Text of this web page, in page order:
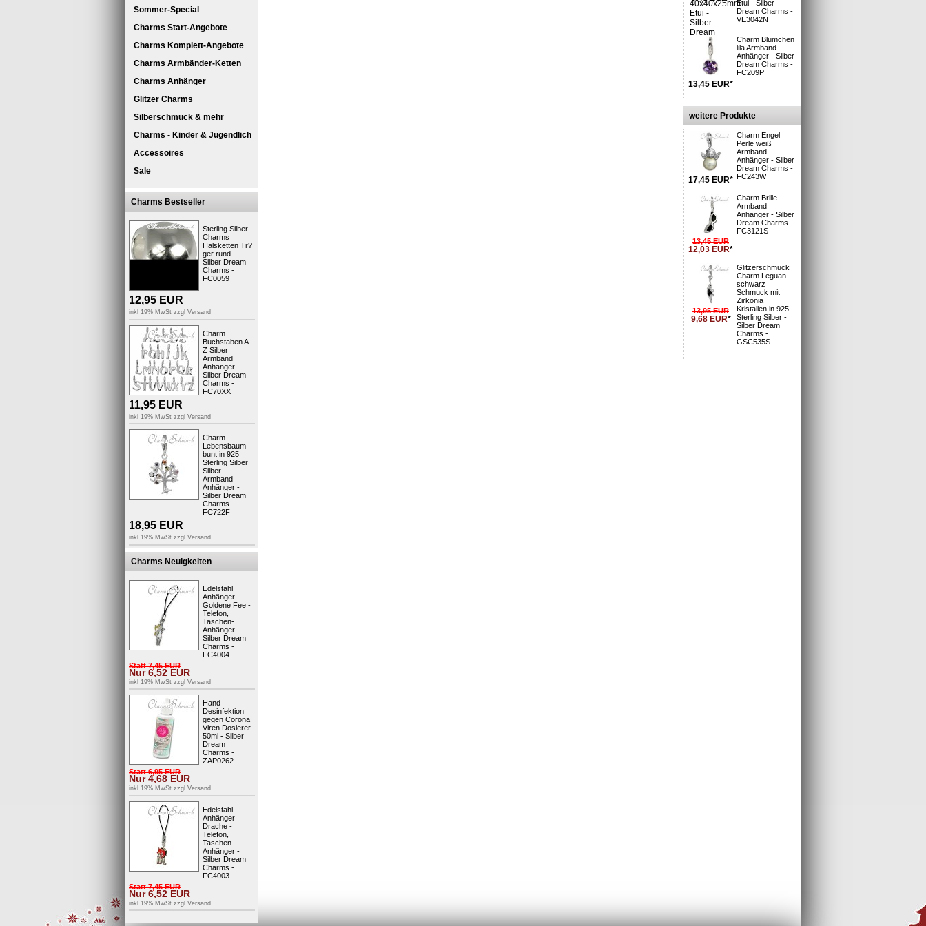
Sommer-Special
Charms Start-Angebote
Charms Komplett-Angebote
Charms Armbänder-Ketten
Charms Anhänger
Glitzer Charms
Silberschmuck & mehr
Charms - Kinder & Jugendlich
Accessoires
Sale
Charms Bestseller
Sterling Silber
Charms
Halsketten Tr?
ger rund -
Silber Dream
Charms -
FC0059
12,95 EUR
inkl 19% MwSt zzgl Versand
Charm
Buchstaben A-
Z Silber
Armband
Anhänger -
Silber Dream
Charms -
FC70XX
11,95 EUR
inkl 19% MwSt zzgl Versand
Charm
Lebensbaum
bunt in 925
Sterling Silber
Silber
Armband
Anhänger -
Silber Dream
Charms -
FC722F
18,95 EUR
inkl 19% MwSt zzgl Versand
Charms Neuigkeiten
Edelstahl
Anhänger
Goldene Fee -
Telefon,
Taschen-
Anhänger -
Silber Dream
Charms -
FC4004
Statt7,45EUR
Nur6,52EUR
inkl 19% MwSt zzgl Versand
Hand-
Desinfektion
gegen Corona
Viren Dosierer
50ml - Silber
Dream
Charms -
ZAP0262
Statt6,95EUR
Nur4,68 EUR
inkl 19% MwSt zzgl Versand
Edelstahl
Anhänger
Drache -
Telefon,
Taschen-
Anhänger -
Silber Dream
Charms -
FC4003
Statt7,45EUR
Nur6,52EUR
inkl 19% MwSt zzgl Versand
Etui - Silber
Dream Charms -
VE3042N
13,45 EUR*
Charm Blümchen
lila Armband
Anhänger - Silber
Dream Charms -
FC209P
weitere Produkte
17,45 EUR*
Charm Engel
Perle weiß
Armband
Anhänger - Silber
Dream Charms -
FC243W
13,45EUR
12,03 EUR*
Charm Brille
Armband
Anhänger - Silber
Dream Charms -
FC3121S
13,95EUR
9,68 EUR*
Glitzerschmuck
Charm Leguan
schwarz
Schmuck mit
Zirkonia
Kristallen in 925
Sterling Silber -
Silber Dream
Charms -
GSC535S